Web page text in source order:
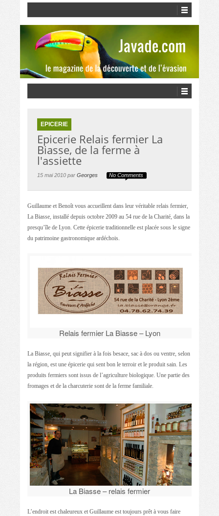
EPICERIE
Epicerie Relais fermier La
Biasse, de la ferme à
l'assiette
15 mai 2010 par Georges No Comments
Guillaume et Benoît vous accueillent dans leur véritable relais fermier,
La Biasse, installé depuis octobre 2009 au 54 rue de la Charité, dans la
presqu’île de Lyon. Cette épicerie traditionnelle est placée sous le signe
du patrimoine gastronomique ardéchois.
Relais fermier La Biasse – Lyon
La Biasse, qui peut signifier à la fois besace, sac à dos ou ventre, selon
la région, est une épicerie qui sent bon le terroir et le produit sain. Les
produits fermiers sont issus de l’agriculture biologique. Une partie des
fromages et de la charcuterie sont de la ferme familiale.
La Biasse – relais fermier
L’endroit est chaleureux et Guillaume est toujours prêt à vous faire